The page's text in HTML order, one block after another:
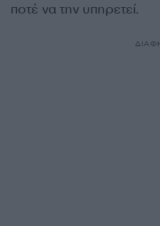
ποτέ να την υπηρετεί.